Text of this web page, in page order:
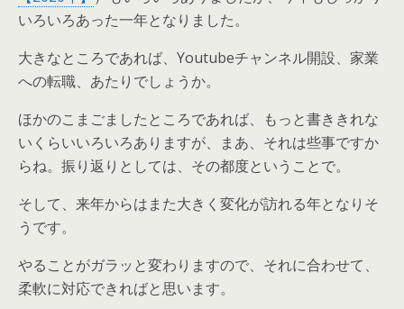
いろいろあった一年となりました。
大きなところであれば、Youtubeチャンネル開設、家業
への転職、あたりでしょうか。
ほかのこまごましたところであれば、もっと書ききれな
いくらいいろいろありますが、まあ、それは些事ですか
らね。振り返りとしては、その都度ということで。
そして、来年からはまた大きく変化が訪れる年となりそ
うです。
やることがガラッと変わりますので、それに合わせて、
柔軟に対応できればと思います。